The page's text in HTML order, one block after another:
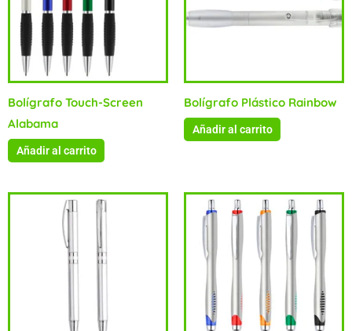
Bolígrafo Touch-Screen
Alabama
Añadir al carrito
Bolígrafo Plástico Rainbow
Añadir al carrito